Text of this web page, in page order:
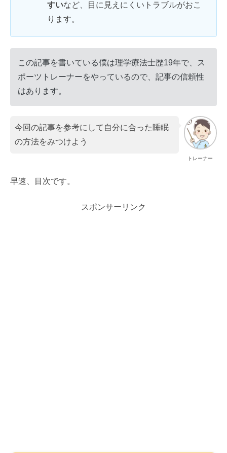
すいなど、目に見えにくいトラブルがおこ
ります。
この記事を書いている僕は理学療法士歴19年で、ス
ポーツトレーナーをやっているので、記事の信頼性
はあります。
トレーナー
今回の記事を参考にして自分に合った睡眠
の方法をみつけよう
早速、目次です。
スポンサーリンク